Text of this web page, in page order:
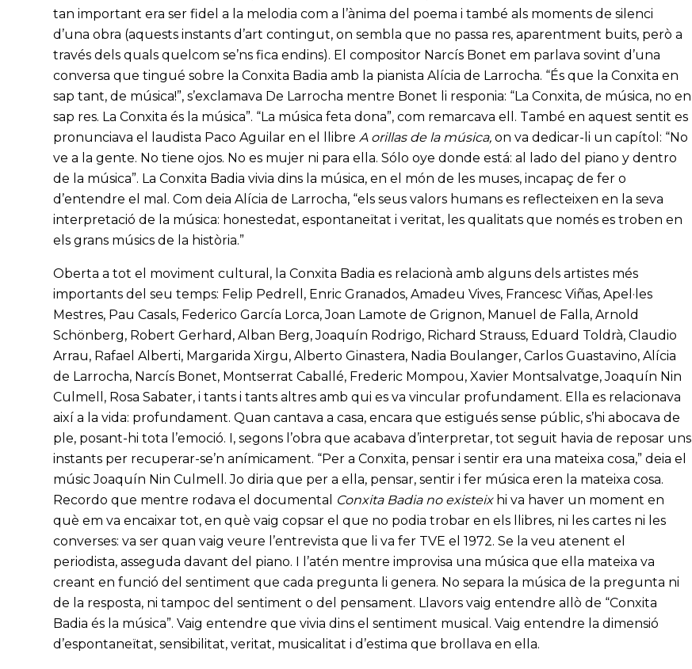
tan important era ser fidel a la melodia com a l’ànima del poema i també als moments de silenci
d’una obra (aquests instants d’art contingut, on sembla que no passa res, aparentment buits, però a
través dels quals quelcom se’ns fica endins). El compositor Narcís Bonet em parlava sovint d’una
conversa que tingué sobre la Conxita Badia amb la pianista Alícia de Larrocha. “És que la Conxita en
sap tant, de música!”, s’exclamava De Larrocha mentre Bonet li responia: “La Conxita, de música, no en
sap res. La Conxita és la música”. “La música feta dona”, com remarcava ell. També en aquest sentit es
pronunciava el laudista Paco Aguilar en el llibreA orillas de la música, on va dedicar-li un capítol: “No
ve a la gente. No tiene ojos. No es mujer ni para ella. Sólo oye donde está: al lado del piano y dentro
de la música”. La Conxita Badia vivia dins la música, en el món de les muses, incapaç de fer o
d’entendre el mal. Com deia Alícia de Larrocha, “els seus valors humans es reflecteixen en la seva
interpretació de la música: honestedat, espontaneïtat i veritat, les qualitats que només es troben en
els grans músics de la història.”
Oberta a tot el moviment cultural, la Conxita Badia es relacionà amb alguns dels artistes més
importants del seu temps: Felip Pedrell, Enric Granados, Amadeu Vives, Francesc Viñas, Apel·les
Mestres, Pau Casals, Federico García Lorca, Joan Lamote de Grignon, Manuel de Falla, Arnold
Schönberg, Robert Gerhard, Alban Berg, Joaquín Rodrigo, Richard Strauss, Eduard Toldrà, Claudio
Arrau, Rafael Alberti, Margarida Xirgu, Alberto Ginastera, Nadia Boulanger, Carlos Guastavino, Alícia
de Larrocha, Narcís Bonet, Montserrat Caballé, Frederic Mompou, Xavier Montsalvatge, Joaquín Nin
Culmell, Rosa Sabater, i tants i tants altres amb qui es va vincular profundament. Ella es relacionava
així a la vida: profundament. Quan cantava a casa, encara que estigués sense públic, s’hi abocava de
ple, posant-hi tota l’emoció. I, segons l’obra que acabava d’interpretar, tot seguit havia de reposar uns
instants per recuperar-se’n anímicament. “Per a Conxita, pensar i sentir era una mateixa cosa,” deia el
músic Joaquín Nin Culmell. Jo diria que per a ella, pensar, sentir i fer música eren la mateixa cosa.
Recordo que mentre rodava el documental Conxita Badia no existeixhi va haver un moment en
què em va encaixar tot, en què vaig copsar el que no podia trobar en els llibres, ni les cartes ni les
converses: va ser quan vaig veure l’entrevista que li va fer TVE el 1972. Se la veu atenent el
periodista, asseguda davant del piano. I l’atén mentre improvisa una música que ella mateixa va
creant en funció del sentiment que cada pregunta li genera. No separa la música de la pregunta ni
de la resposta, ni tampoc del sentiment o del pensament. Llavors vaig entendre allò de “Conxita
Badia és la música”. Vaig entendre que vivia dins el sentiment musical. Vaig entendre la dimensió
d’espontaneïtat, sensibilitat, veritat, musicalitat i d’estima que brollava en ella.